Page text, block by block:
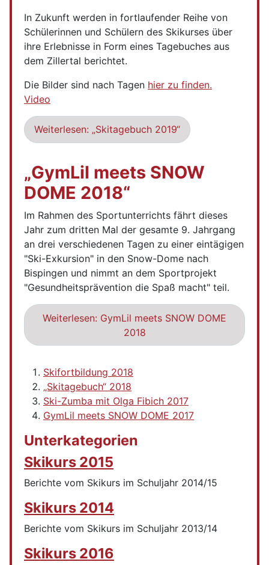
In Zukunft werden in fortlaufender Reihe von
Schülerinnen und Schülern des Skikurses über
ihre Erlebnisse in Form eines Tagebuches aus
dem Zillertal berichtet.
Die Bilder sind nach Tagen hier zu finden.
Video
Weiterlesen: „Skitagebuch 2019“
„GymLil meets SNOW
DOME 2018“
Im Rahmen des Sportunterrichts fährt dieses
Jahr zum dritten Mal der gesamte 9. Jahrgang
an drei verschiedenen Tagen zu einer eintägigen
"Ski-Exkursion" in den Snow-Dome nach
Bispingen und nimmt an dem Sportprojekt
"Gesundheitsprävention die Spaß macht" teil.
Weiterlesen: GymLil meets SNOW DOME
2018
Skifortbildung 2018
„Skitagebuch“ 2018
Ski-Zumba mit Olga Fibich 2017
GymLil meets SNOW DOME 2017
Unterkategorien
Skikurs 2015
Berichte vom Skikurs im Schuljahr 2014/15
Skikurs 2014
Berichte vom Skikurs im Schuljahr 2013/14
Skikurs 2016